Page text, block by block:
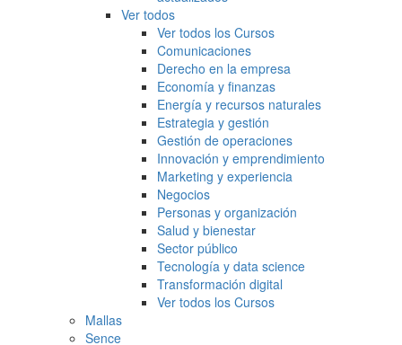
Ver todos
Ver todos los Cursos
Comunicaciones
Derecho en la empresa
Economía y finanzas
Energía y recursos naturales
Estrategia y gestión
Gestión de operaciones
Innovación y emprendimiento
Marketing y experiencia
Negocios
Personas y organización
Salud y bienestar
Sector público
Tecnología y data science
Transformación digital
Ver todos los Cursos
Mallas
Sence